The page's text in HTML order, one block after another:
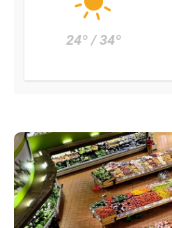
24º / 34º